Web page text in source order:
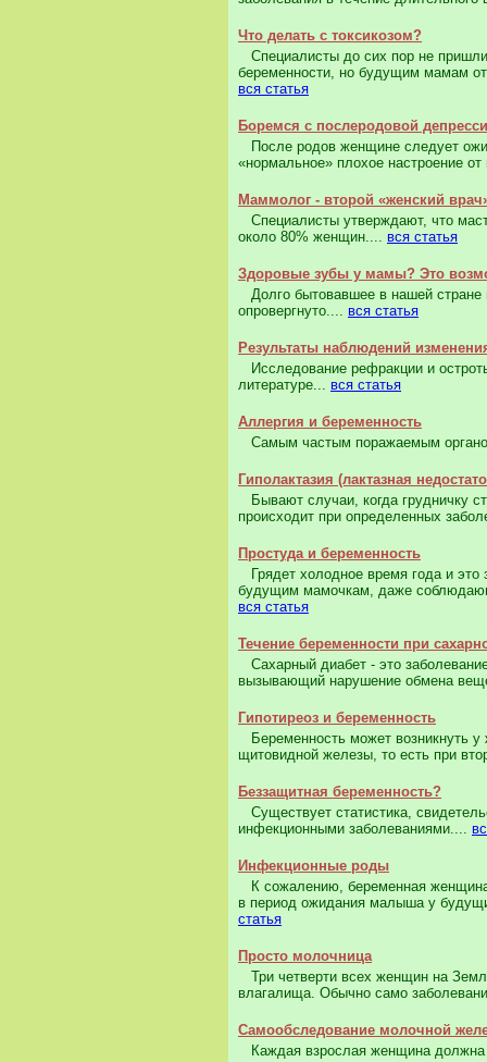
Что делать с токсикозом?
Специалисты до сих пор не пришли
беременности, но будущим мамам от
вся статья
Боремся с послеродовой
После родов женщине следует
«нормальное» плохое настроение
Маммолог - второй «женский
Специалисты утверждают, что
около 80% женщин.... вся статья
Здоровые зубы у мамы? Это
Долго бытовавшее в нашей стране
опровергнуто.... вся статья
Результаты наблюдений
Исследование рефракции и
литературе... вся статья
Аллергия и беременность
Самым частым поражаемым
Гиполактазия (лактазная
Бывают случаи, когда грудничку
происходит при определенных
Простуда и беременность
Грядет холодное время года и это
будущим мамочкам, даже
вся статья
Течение беременности при
Сахарный диабет - это
вызывающий нарушение обмена
Гипотиреоз и беременность
Беременность может возникнуть у
щитовидной железы, то есть при
Беззащитная беременность?
Существует статистика,
инфекционными заболеваниями....
Инфекционные роды
К сожалению, беременная женщина
в период ожидания малыша у
статья
Просто молочница
Три четверти всех женщин на
влагалища. Обычно само
Самообследование молочной
Каждая взрослая женщина должна